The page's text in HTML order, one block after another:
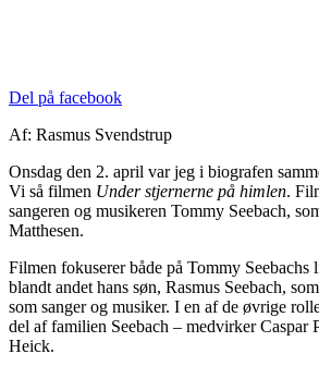
Del på facebook
Af: Rasmus Svendstrup
Onsdag den 2. april var jeg i biografen
Vi så filmen Under stjernerne på himlen.
sangeren og musikeren Tommy Seebach,
Matthesen.
Filmen fokuserer både på Tommy Seebachs
blandt andet hans søn, Rasmus Seebach,
som sanger og musiker. I en af de øvrige
del af familien Seebach – medvirker Caspar
Heick.